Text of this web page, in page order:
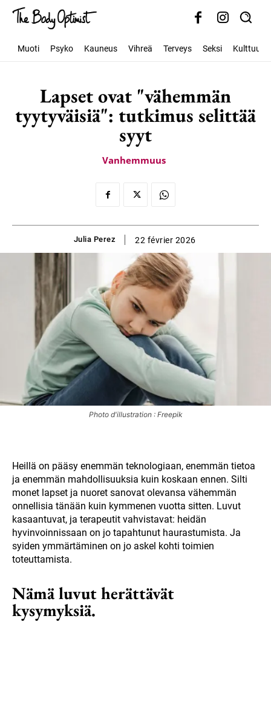
Muoti Psyko Kauneus Vihreä Terveys Seksi Kulttuuri
Lapset ovat "vähemmän
tyytyväisiä": tutkimus selittää
syyt
Vanhemmuus
Julia Perez 22 février 2026
Photo d'illustration : Freepik
Heillä on pääsy enemmän teknologiaan, enemmän tietoa
ja enemmän mahdollisuuksia kuin koskaan ennen. Silti
monet lapset ja nuoret sanovat olevansa vähemmän
onnellisia tänään kuin kymmenen vuotta sitten. Luvut
kasaantuvat, ja terapeutit vahvistavat: heidän
hyvinvoinnissaan on jo tapahtunut haurastumista. Ja
syiden ymmärtäminen on jo askel kohti toimien
toteuttamista.
Nämä luvut herättävät
kysymyksiä.